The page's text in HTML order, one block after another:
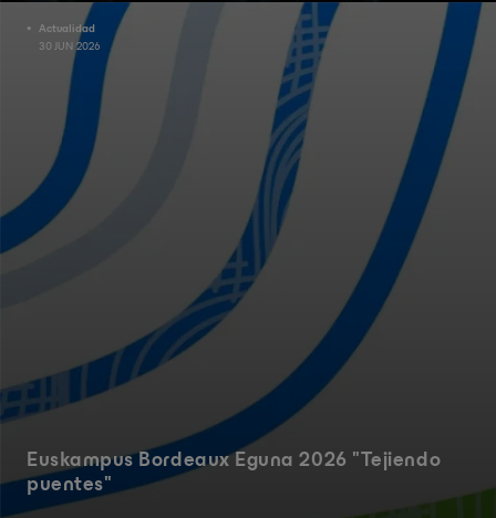
Actualidad
30 JUN 2026
Euskampus Bordeaux Eguna 2026 "Tejiendo
puentes"